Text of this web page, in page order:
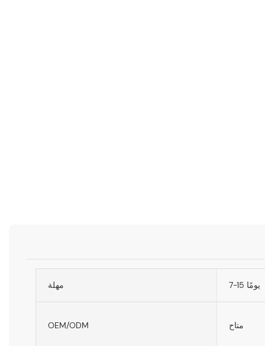
مهلة 7-15 يومًا
OEM/ODM متاح